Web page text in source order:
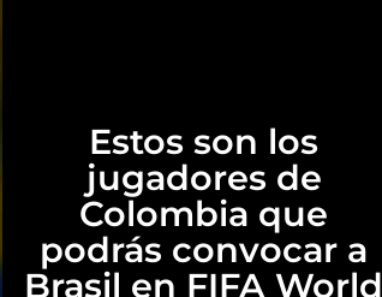
Estos son los
jugadores de
Colombia que
podrás convocar a
Brasil en FIFA World